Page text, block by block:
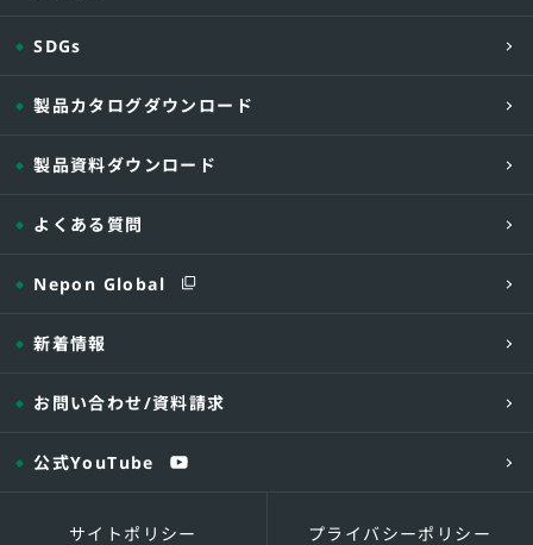
SDGs
製品カタログダウンロード
製品資料ダウンロード
よくある質問
Nepon Global
新着情報
お問い合わせ/資料請求
公式YouTube
サイトポリシー プライバシーポリシー